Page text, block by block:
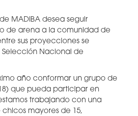
MADIBA desea seguir
de arena a la comunidad de
sus proyecciones se
Selección Nacional de
año conformar un grupo de
que pueda participar en
trabajando con una
mayores de 15,